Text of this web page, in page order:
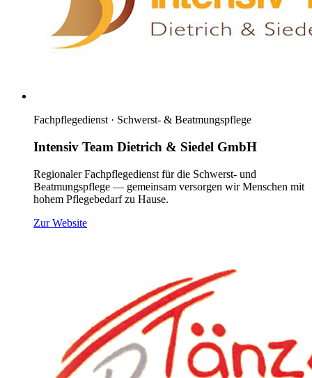
Fachpflegedienst · Schwerst- & Beatmungspflege
Intensiv Team Dietrich & Siedel GmbH
Regionaler Fachpflegedienst für die Schwerst- und
Beatmungspflege — gemeinsam versorgen wir Menschen mit
hohem Pflegebedarf zu Hause.
Zur Website(öffnet neues Fenster)